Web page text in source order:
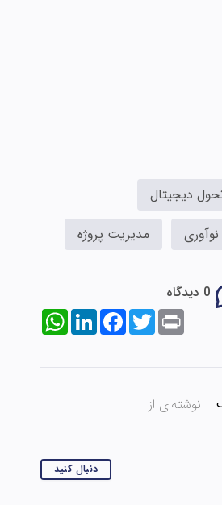
دیجیتال
مدیریت پروژه
0 دیدگاه
WhatsAppLinkedInFacebookTwitterPrint
نوشته‌ای از
دنبال کنید